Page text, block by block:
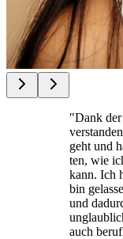
"Dank
geht und
ten, wie
kann. Ich
bin
und
auch